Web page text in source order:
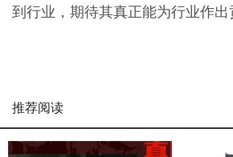
到行业，期待其真正能为行业作出
推荐阅读